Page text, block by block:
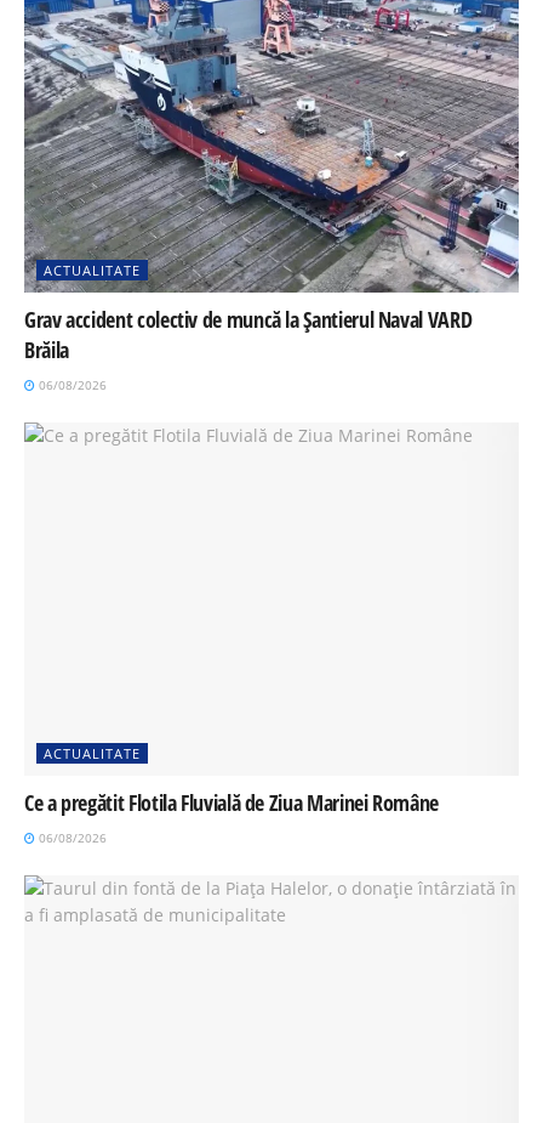
ACTUALITATE
Grav accident colectiv de muncă la Șantierul Naval VARD
Brăila
06/08/2026
ACTUALITATE
Ce a pregătit Flotila Fluvială de Ziua Marinei Române
06/08/2026